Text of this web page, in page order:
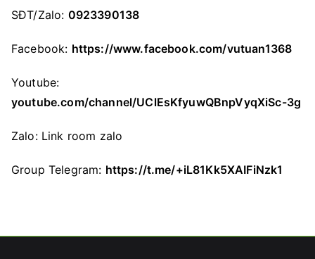
SĐT/Zalo: 0923390138
Facebook: https://www.facebook.com/vutuan1368
Youtube:
youtube.com/channel/UClEsKfyuwQBnpVyqXiSc-3g
Zalo: Link room zalo
Group Telegram: https://t.me/+iL81Kk5XAIFiNzk1